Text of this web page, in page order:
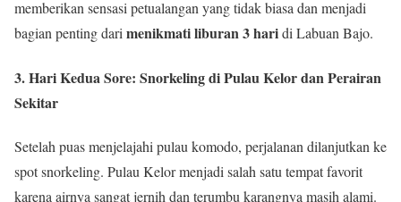
memberikan sensasi petualangan yang tidak biasa dan menjadi
bagian penting darimenikmati liburan 3 haridi Labuan Bajo.
3. Hari Kedua Sore: Snorkeling di Pulau Kelor dan Perairan
Sekitar
Setelah puas menjelajahi pulau komodo, perjalanan dilanjutkan ke
spot snorkeling. Pulau Kelor menjadi salah satu tempat favorit
karena airnya sangat jernih dan terumbu karangnya masih alami.